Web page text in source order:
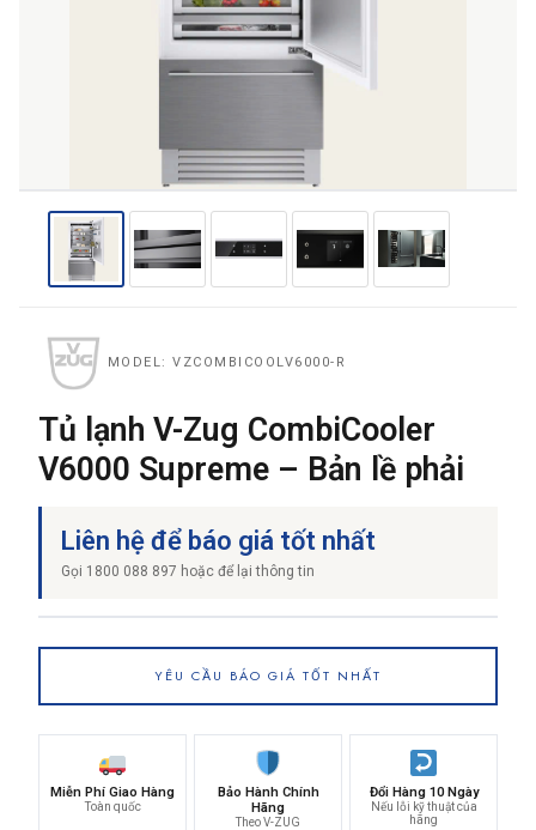
THƯƠNG HIỆU
→ GỬI YÊU CẦU BÁO GIÁ
MODEL: VZCOMBICOOLV6000-R
Tủ lạnh V-Zug CombiCooler
V6000 Supreme – Bản lề phải
Liên hệ để báo giá tốt nhất
Gọi 1800 088 897 hoặc để lại thông tin
YÊU CẦU BÁO GIÁ TỐT NHẤT
Miễn Phí Giao Hàng
Toàn quốc
Bảo Hành Chính
Hãng
Theo V-ZUG
Đổi Hàng 10 Ngày
Nếu lỗi kỹ thuật của
hãng